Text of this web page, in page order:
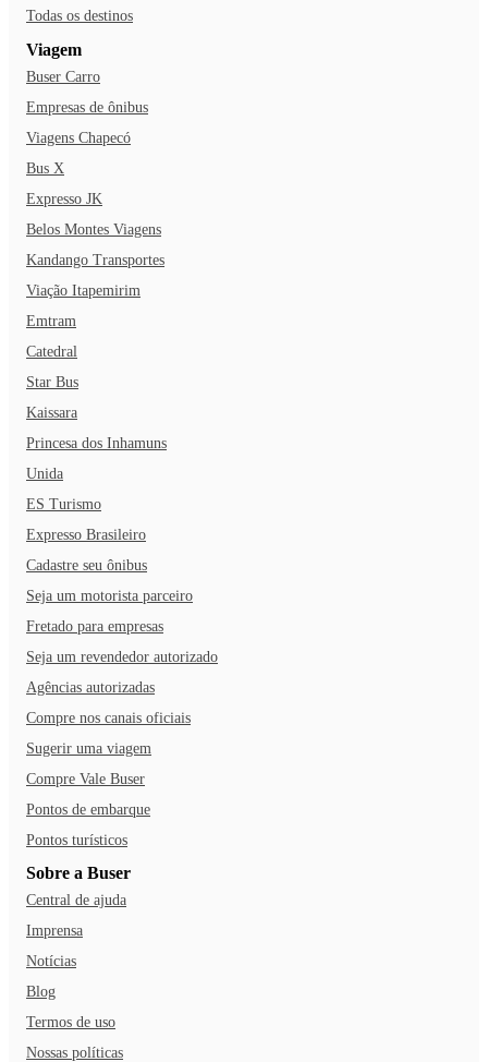
Todas os destinos
Viagem
Buser Carro
Empresas de ônibus
Viagens Chapecó
Bus X
Expresso JK
Belos Montes Viagens
Kandango Transportes
Viação Itapemirim
Emtram
Catedral
Star Bus
Kaissara
Princesa dos Inhamuns
Unida
ES Turismo
Expresso Brasileiro
Cadastre seu ônibus
Seja um motorista parceiro
Fretado para empresas
Seja um revendedor autorizado
Agências autorizadas
Compre nos canais oficiais
Sugerir uma viagem
Compre Vale Buser
Pontos de embarque
Pontos turísticos
Sobre a Buser
Central de ajuda
Imprensa
Notícias
Blog
Termos de uso
Nossas políticas